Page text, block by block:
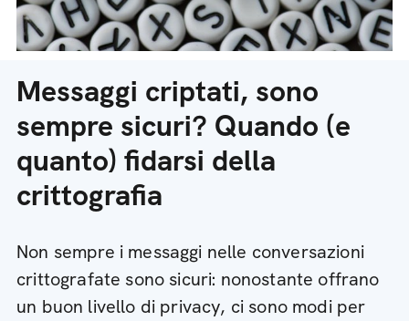
Messaggi criptati, sono
sempre sicuri? Quando (e
quanto) fidarsi della
crittografia
Non sempre i messaggi nelle conversazioni
crittografate sono sicuri: nonostante offrano
un buon livello di privacy, ci sono modi per